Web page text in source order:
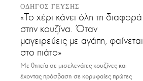
ΟΔΗΓΟΣ ΓΕΥΣΗΣ
«Το χέρι κάνει όλη τη διαφορά
στην κουζίνα. Όταν
μαγειρεύεις με αγάπη, φαίνεται
στο πιάτο»
Με θητεία σε μισελενάτες κουζίνες και
έχοντας πρόσβαση σε κορυφαίες πρώτες